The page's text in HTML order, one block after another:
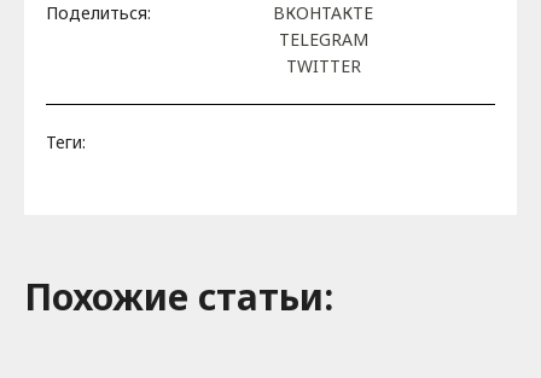
Поделиться:
ВКОНТАКТЕ
TELEGRAM
TWITTER
Теги:
Похожие cтатьи: